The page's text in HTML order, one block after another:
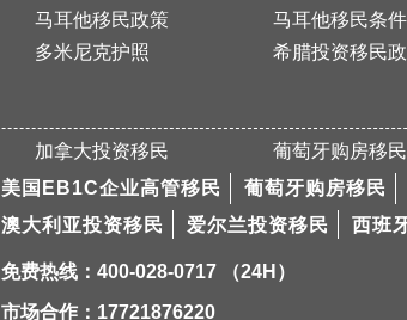
马耳他移民政策 马耳他移民条件
多米尼克护照 希腊投资移民
加拿大投资移民 葡萄牙购房移民
美国EB1C企业高管移民 葡萄牙购房移民
澳大利亚投资移民
爱尔兰投资移民 西班
免费热线：400-028-0717 （24H）
市场合作：17721876220